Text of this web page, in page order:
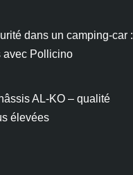
dans un camping-car :
avec Pollicino
AL-KO – qualité
élevées